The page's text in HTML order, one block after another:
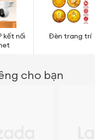
kết nối
Đèn trang trí
cho bạn